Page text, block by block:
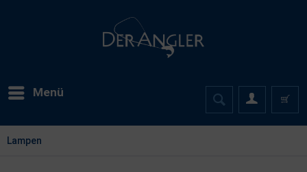
Menü
Lampen